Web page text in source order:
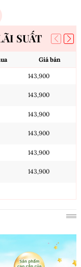
SUẤT
Giá bán
143,900
143,900
143,900
143,900
143,900
143,900